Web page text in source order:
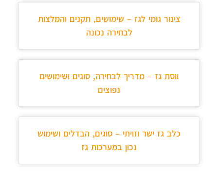
צינור גומי לגז – שימושים, תקנים והמלצות
לבחירה נכונה
ווסת גז – מדריך לבחירה, סוגים ושימושים
נפוצים
כלב גז ישר וזויתי – סוגים, הבדלים ושימוש
נכון במערכות גז